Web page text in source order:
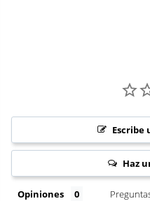
Escribe
Haz
Opiniones